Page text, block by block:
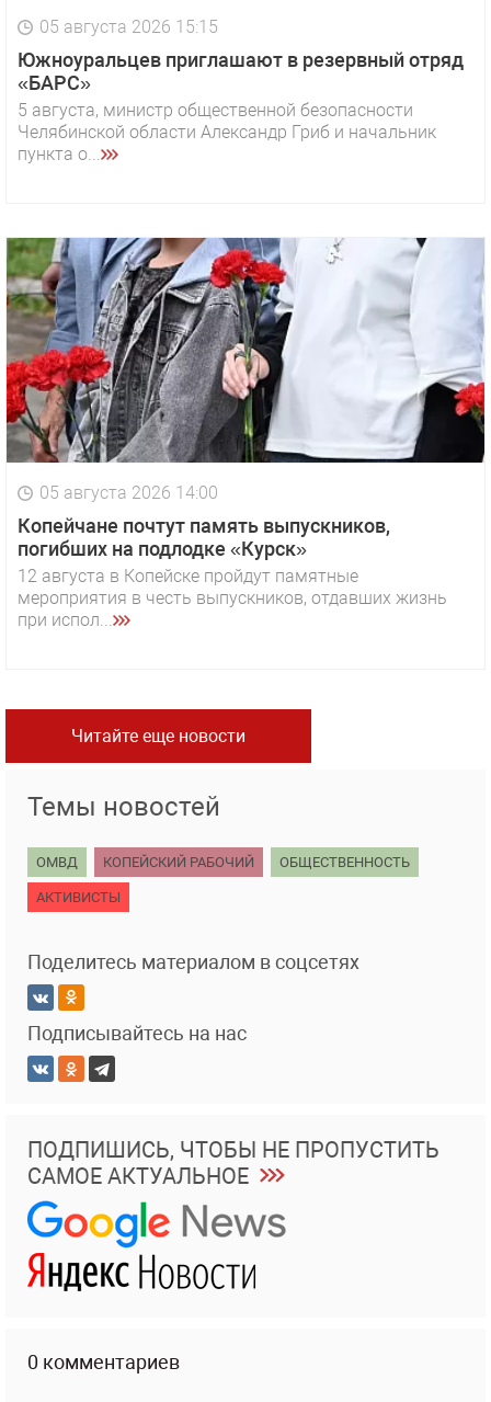
05 августа 2026 15:15
Южноуральцев приглашают в резервный отряд
«БАРС»
5 августа, министр общественной безопасности
Челябинской области Александр Гриб и начальник
пункта о...
05 августа 2026 14:00
Копейчане почтут память выпускников,
погибших на подлодке «Курск»
12 августа в Копейске пройдут памятные
мероприятия в честь выпускников, отдавших жизнь
при испол...
Читайте еще новости
Темы новостей
ОМВД КОПЕЙСКИЙ РАБОЧИЙ ОБЩЕСТВЕННОСТЬ
АКТИВИСТЫ
Поделитесь материалом в соцсетях
Подписывайтесь на нас
ПОДПИШИСЬ, ЧТОБЫ НЕ ПРОПУСТИТЬ
САМОЕ АКТУАЛЬНОЕ
0 комментариев